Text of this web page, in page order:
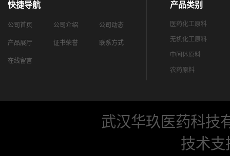
快捷导航
公司首页 公司介绍 公司动态
产品展厅 证书荣誉 联系方式
在线留言
产品类别
医药化工原料
无机化工原料
中间体原料
农药原料
武汉华玖医药科技
技术